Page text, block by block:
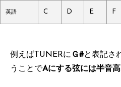
英語 C D E F
例えばTUNERに Ｇ#と表記さ
うことでAにする弦には半音